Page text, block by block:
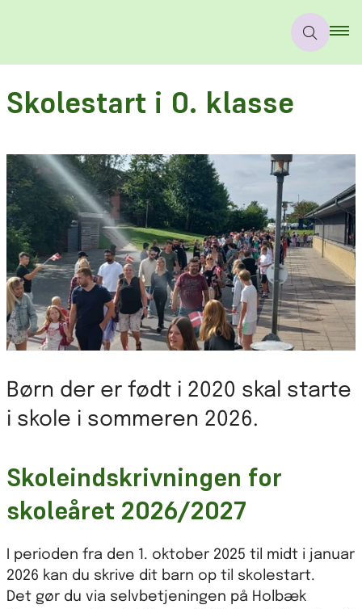
Skolestart i 0. klasse
Børn der er født i 2020 skal starte
i skole i sommeren 2026.
Skoleindskrivningen for
skoleåret 2026/2027
I perioden fra den 1. oktober 2025 til midt i januar
2026 kan du skrive dit barn op til skolestart.
Det gør du via selvbetjeningen på Holbæk